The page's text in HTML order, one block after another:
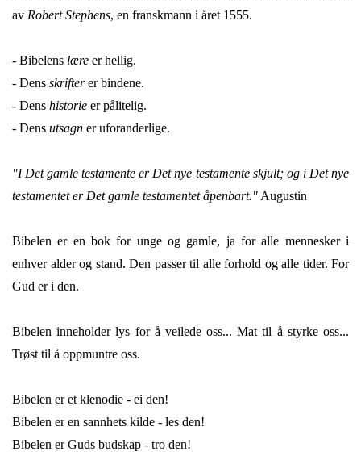
av Robert Stephens, en franskmann i året 1555.
- Bibelens lære er hellig.
- Dens skrifterer bindene.
- Dens historie er pålitelig.
- Dens utsagn er uforanderlige.
"I Det gamle testamente er Det nye testamente skjult; og i Det nye
testamentet er Det gamle testamentet åpenbart." Augustin
Bibelen er en bok for unge og gamle, ja for alle mennesker i
enhver alder og stand. Den passer til alle forhold og alle tider. For
Gud er i den.
Bibelen inneholder lys for å veilede oss... Mat til å styrke oss...
Trøst til å oppmuntre oss.
Bibelen er et klenodie - ei den!
Bibelen er en sannhets kilde - les den!
Bibelen er Guds budskap - tro den!